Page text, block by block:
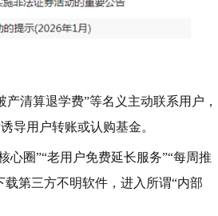
清算退学费”等名义主动联系用户，
导用户转账或认购基金。
圈”“老用户免费延长服务”“每周推
第三方不明软件，进入所谓“内部